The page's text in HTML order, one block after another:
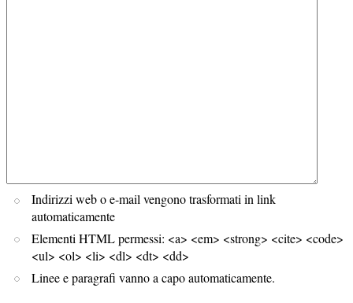
Indirizzi web o e-mail vengono trasformati in link
automaticamente
Elementi HTML permessi: <a> <em> <strong> <cite> <code>
<ul> <ol> <li> <dl> <dt> <dd>
Linee e paragrafi vanno a capo automaticamente.